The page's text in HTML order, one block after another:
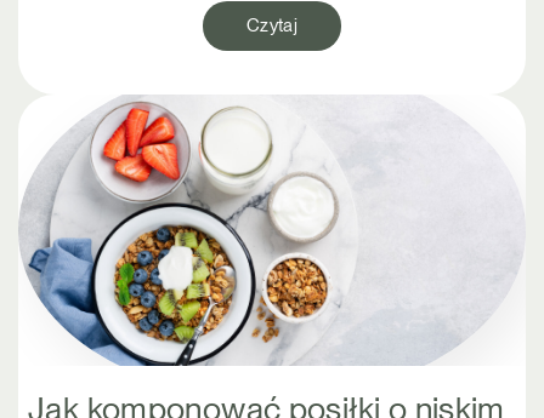
Czytaj
Jak komponować posiłki o niskim